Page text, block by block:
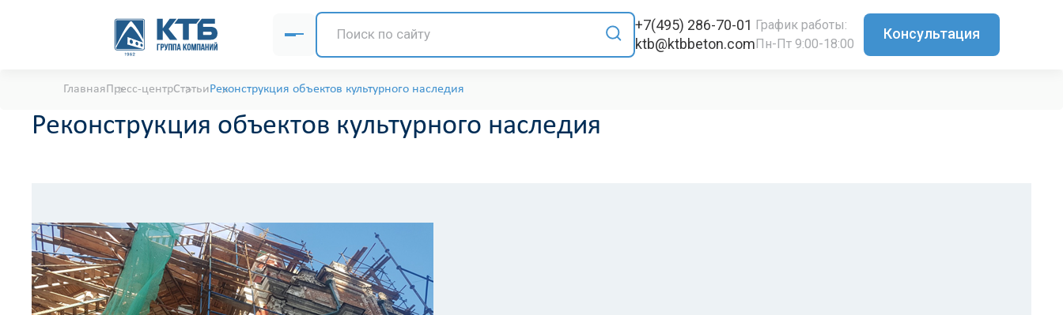
+7(495) 286-70-01
ktb@ktbbeton.com
График работы:
Пн-Пт 9:00-18:00
Консультация
ГлавнаяПресс-центрСтатьиРеконструкция объектов культурного наследия
Реконструкция объектов культурного наследия